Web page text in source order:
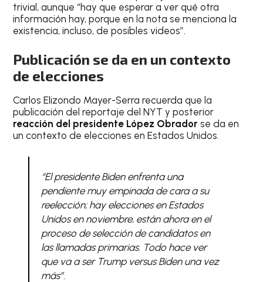
trivial, aunque “hay que esperar a ver qué otra
información hay, porque en la nota se menciona la
existencia, incluso, de posibles videos”.
Publicación se da en un contexto
de elecciones
Carlos Elizondo Mayer-Serra recuerda que la
publicación del reportaje del NYT y posterior
reacción del presidente López Obradorse da en
un contexto de elecciones en Estados Unidos.
“El presidente Biden enfrenta una
pendiente muy empinada de cara a su
reelección; hay elecciones en Estados
Unidos en noviembre, están ahora en el
proceso de selección de candidatos en
las llamadas primarias. Todo hace ver
que va a ser Trump versus Biden una vez
más”.